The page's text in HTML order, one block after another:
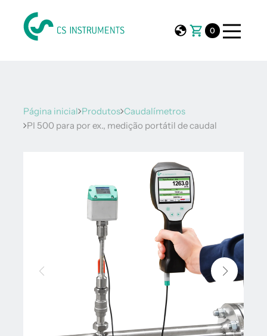
0
Página inicial Produtos Caudalímetros
PI 500 para por ex., medição portátil de caudal